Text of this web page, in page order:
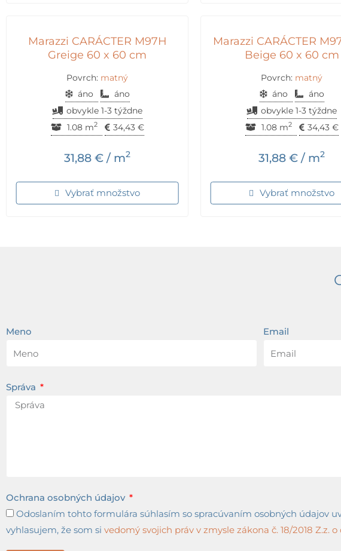
Marazzi CARÁCTER M97H
Greige 60 x 60 cm
Povrch: matný
áno
áno
obvykle 1-3 týždne
1.08 m2 34,43 €
31,88 € / m2
Vybrať množstvo
Marazzi CARÁCTER
Beige 60 x 60 cm
Povrch: matný
áno
áno
obvykle 1-3 týždne
1.08 m2 34,43 €
31,88 € / m2
Vybrať množstvo
Meno Email
Správa
Ochrana osobných údajov
Odoslaním tohto formulára súhlasím so spracúvaním osobných údajov
vyhlasujem, že som si vedomý svojich práv v zmysle zákona č. 18/2018 Z.z.